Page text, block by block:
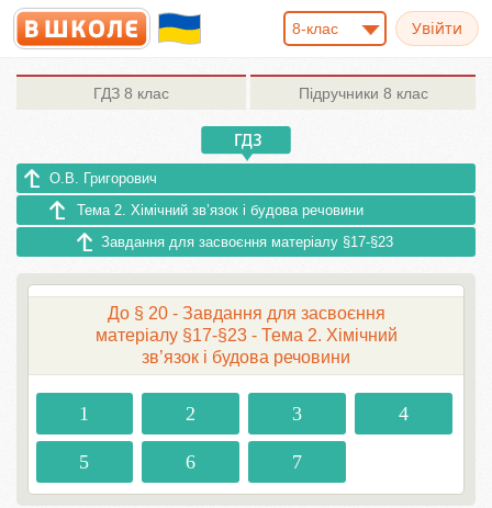
8-клас
ГДЗ 8 клас Підручники 8 клас
О.В. Григорович
Тема 2. Хімічний зв’язок і будова речовини
Завдання для засвоєння матеріалу §17-§23
До § 20 - Завдання для засвоєння
матеріалу §17-§23 - Тема 2. Хімічний
зв’язок і будова речовини
1 2 3 4
5 6 7